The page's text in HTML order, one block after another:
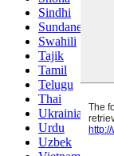
Sindhi
Sundanese
Swahili
Tajik
Tamil
Telugu
Thai
Ukrainian
Urdu
Uzbek